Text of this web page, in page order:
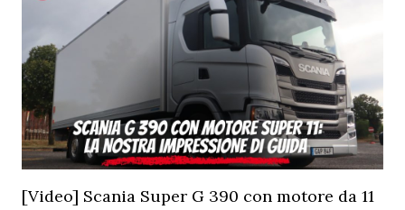
[Video] Scania Super G 390 con motore da 11